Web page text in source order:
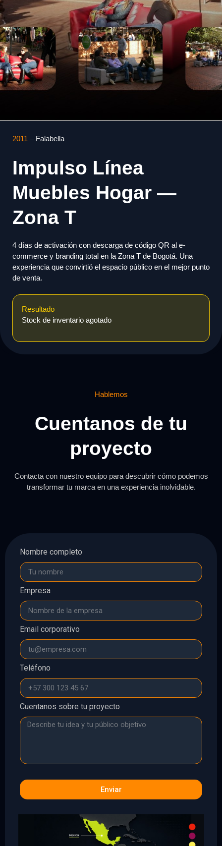
2011 – Falabella
Impulso Línea
Muebles Hogar —
Zona T
4 días de activación con descarga de código QR al e-
commerce y branding total en la Zona T de Bogotá. Una
experiencia que convirtió el espacio público en el mejor punto
de venta.
Resultado
Stock de inventario agotado
Hablemos
Cuentanos de tu
proyecto
Contacta con nuestro equipo para descubrir cómo podemos
transformar tu marca en una experiencia inolvidable.
Nombre completo
Empresa
Email corporativo
Teléfono
Cuentanos sobre tu proyecto
Enviar